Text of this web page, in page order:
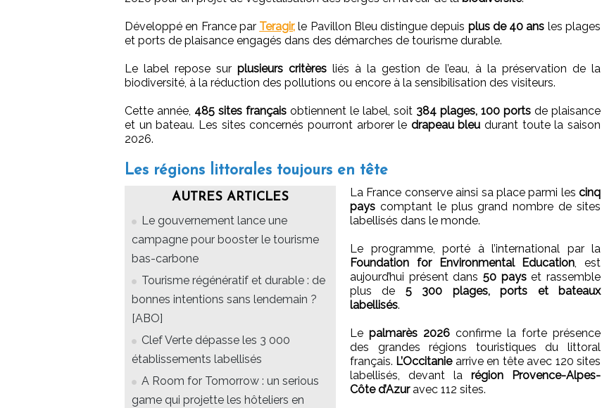
Développé en France par Teragir, le Pavillon Bleu distingue depuis plus de 40 ans les plages
et ports de plaisance engagés dans des démarches de tourisme durable.
Le label repose sur plusieurs critères liés à la gestion de l’eau, à la préservation de la
biodiversité, à la réduction des pollutions ou encore à la sensibilisation des visiteurs.
Cette année, 485 sites français obtiennent le label, soit 384 plages, 100 ports de plaisance
et un bateau. Les sites concernés pourront arborer le drapeau bleu durant toute la saison
2026.
Les régions littorales toujours en tête
AUTRES ARTICLES
Le gouvernement lance une
campagne pour booster le tourisme
bas-carbone
Tourisme régénératif et durable : de
bonnes intentions sans lendemain ?
[ABO]
Clef Verte dépasse les 3 000
établissements labellisés
A Room for Tomorrow : un serious
game qui projette les hôteliers en
La France conserve ainsi sa place parmi les cinq
pays comptant le plus grand nombre de sites
labellisés dans le monde.
Le programme, porté à l’international par la
Foundation for Environmental Education, est
aujourd’hui présent dans 50 payset rassemble
plus de 5 300 plages, ports et bateaux
labellisés.
Le palmarès 2026 confirme la forte présence
des grandes régions touristiques du littoral
français. L’Occitaniearrive en tête avec 120 sites
labellisés, devant la région Provence-Alpes-
Côte d’Azuravec 112 sites.